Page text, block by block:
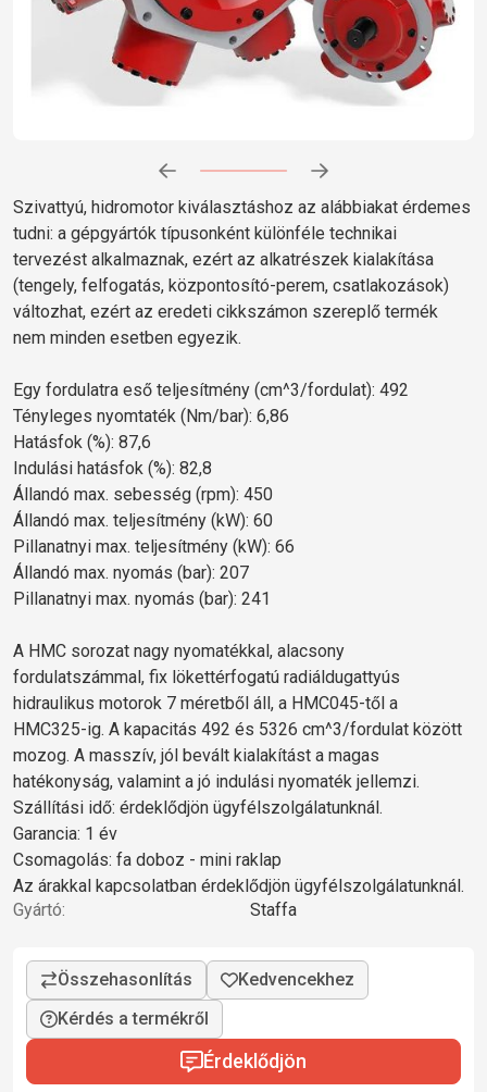
Szivattyú, hidromotor kiválasztáshoz az alábbiakat érdemes
tudni: a gépgyártók típusonként különféle technikai
tervezést alkalmaznak, ezért az alkatrészek kialakítása
(tengely, felfogatás, központosító-perem, csatlakozások)
változhat, ezért az eredeti cikkszámon szereplő termék
nem minden esetben egyezik.
Egy fordulatra eső teljesítmény (cm^3/fordulat): 492
Tényleges nyomtaték (Nm/bar): 6,86
Hatásfok (%): 87,6
Indulási hatásfok (%): 82,8
Állandó max. sebesség (rpm): 450
Állandó max. teljesítmény (kW): 60
Pillanatnyi max. teljesítmény (kW): 66
Állandó max. nyomás (bar): 207
Pillanatnyi max. nyomás (bar): 241
A HMC sorozat nagy nyomatékkal, alacsony
fordulatszámmal, fix lökettérfogatú radiáldugattyús
hidraulikus motorok 7 méretből áll, a HMC045-től a
HMC325-ig. A kapacitás 492 és 5326 cm^3/fordulat között
mozog. A masszív, jól bevált kialakítást a magas
hatékonyság, valamint a jó indulási nyomaték jellemzi.
Szállítási idő: érdeklődjön ügyfélszolgálatunknál.
Garancia: 1 év
Csomagolás: fa doboz - mini raklap
Az árakkal kapcsolatban érdeklődjön ügyfélszolgálatunknál.
Gyártó:
Staffa
Kérdés a termékről
Érdeklődjön